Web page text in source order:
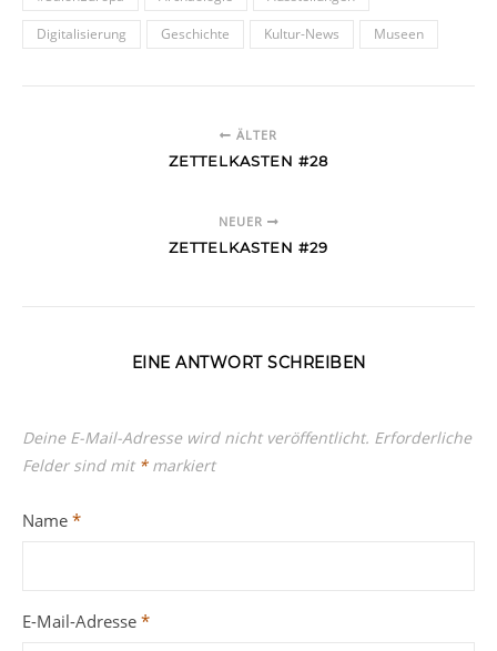
Digitalisierung
Geschichte Kultur-News Museen
ÄLTER
ZETTELKASTEN #28
NEUER
ZETTELKASTEN #29
EINE ANTWORT SCHREIBEN
Deine E-Mail-Adresse wird nicht veröffentlicht. Erforderliche
Felder sind mit *markiert
Name *
E-Mail-Adresse *